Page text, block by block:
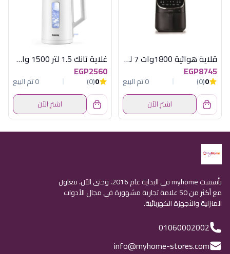
قلاية هوائية 1800وات 7 لتر ديجيتال كينود
EGP8745
0
(0)
0 تم البيع
اشترِ الآن
غلاية تانك 1.5 لتر 1500 وات فضى
EGP2560
0
(0)
0 تم البيع
اشترِ الآن
تأسست myhome في البداية عام 2016، وحتى الآن، نتعاون
مع أكثر من 50 علامة تجارية مشهورة في مجال الأدوات
المنزلية والأجهزة الكهربائية.
01060002002
info@myhome-stores.com